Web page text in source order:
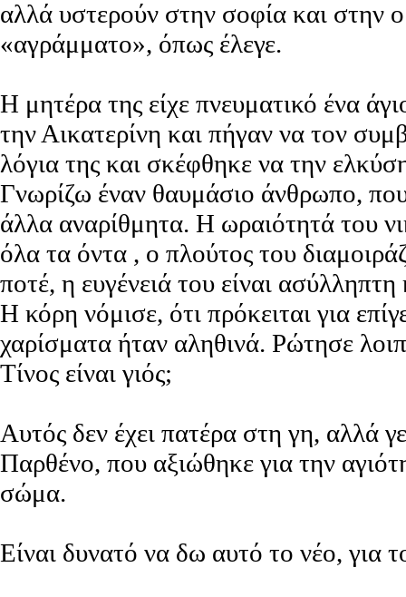
αλλά υστερούν στην σοφία και στην
«αγράμματο», όπως έλεγε.
Η μητέρα της είχε πνευματικό ένα
την Αικατερίνη και πήγαν να τον
λόγια της και σκέφθηκε να την
Γνωρίζω έναν θαυμάσιο άνθρωπο,
άλλα αναρίθμητα. Η ωραιότητά του
όλα τα όντα , ο πλούτος του
ποτέ, η ευγένειά του είναι
Η κόρη νόμισε, ότι πρόκειται για
χαρίσματα ήταν αληθινά. Ρώτησε
Τίνος είναι γιός;
Αυτός δεν έχει πατέρα στη γη, αλλά
Παρθένο, που αξιώθηκε για την
σώμα.
Είναι δυνατό να δω αυτό το νέο, για